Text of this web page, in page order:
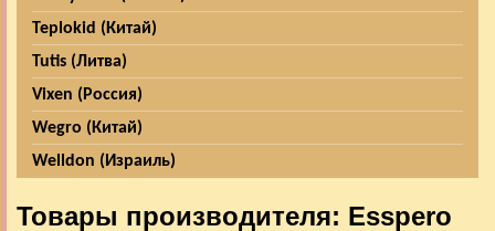
Teplokid (Китай)
Tutis (Литва)
Vixen (Россия)
Wegro (Китай)
Welldon (Израиль)
Товары производителя: Esspero